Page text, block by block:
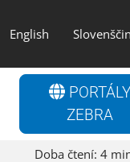
English
PORTÁLY
ZEBRA
Doba čtení: 4